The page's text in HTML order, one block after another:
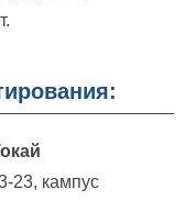
23, кампус